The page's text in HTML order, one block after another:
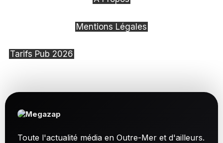
Mentions Légales
Tarifs Pub 2026
Toute l'actualité média en Outre-Mer et d'ailleurs.